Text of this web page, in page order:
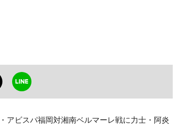
ビスパ福岡対湘南ベルマーレ戦に力士・阿炎